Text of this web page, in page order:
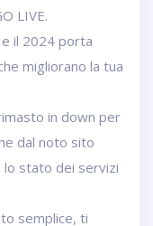
LIVE.
il 2024 porta
migliorano la tua
in down per
dal noto sito
stato dei servizi
semplice, ti